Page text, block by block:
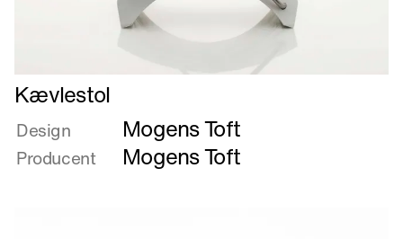
Læs
mere
om
Kævlestol
Kævlestol
Design Mogens Toft
Producent Mogens Toft